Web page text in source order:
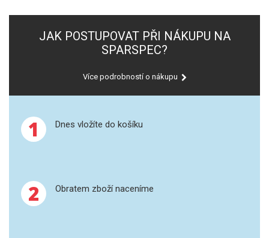
KYVETY
MIKROVLNNÝ ROZKLAD
TAVENÍ
JAK POSTUPOVAT PŘI NÁKUPU NA
SPARSPEC?
Více podrobností o nákupu
1 Dnes vložíte do košíku
2 Obratem zboží naceníme